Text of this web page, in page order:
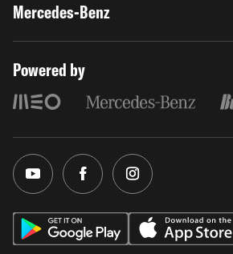
Mercedes-Benz
Powered by